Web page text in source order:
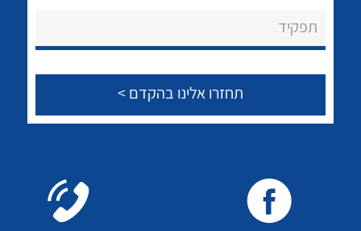
שירותי תמיכה
לכל מוצרי היצרן לכל מוצרי היצרן
תפקיד